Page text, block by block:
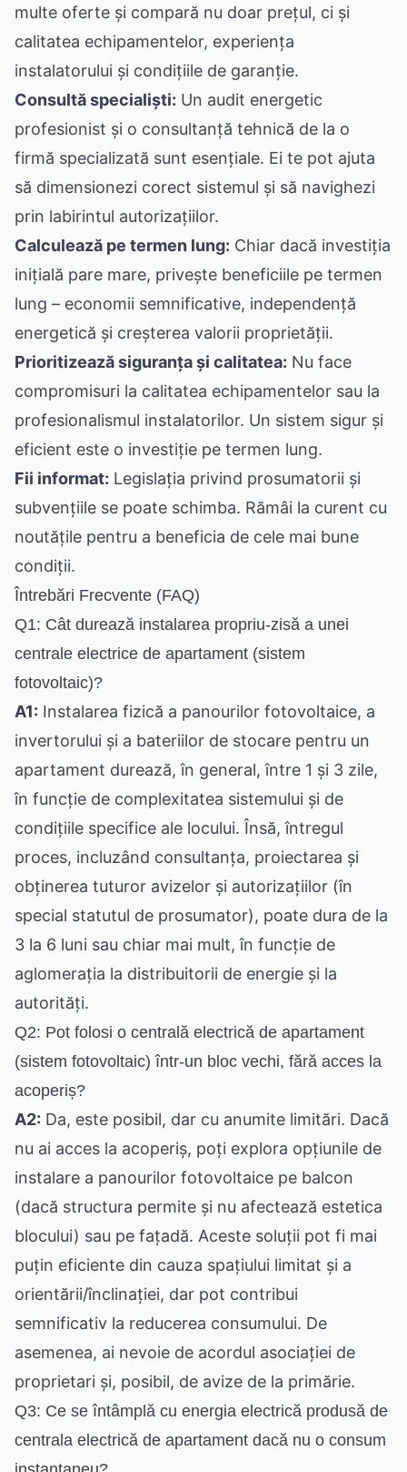
multe oferte și compară nu doar prețul, ci și
calitatea echipamentelor, experiența
instalatorului și condițiile de garanție.
Consultă specialiști: Un audit energetic
profesionist și o consultanță tehnică de la o
firmă specializată sunt esențiale. Ei te pot ajuta
să dimensionezi corect sistemul și să navighezi
prin labirintul autorizațiilor.
Calculează pe termen lung: Chiar dacă investiția
inițială pare mare, privește beneficiile pe termen
lung – economii semnificative, independență
energetică și creșterea valorii proprietății.
Prioritizează siguranța și calitatea: Nu face
compromisuri la calitatea echipamentelor sau la
profesionalismul instalatorilor. Un sistem sigur și
eficient este o investiție pe termen lung.
Fii informat: Legislația privind prosumatorii și
subvențiile se poate schimba. Rămâi la curent cu
noutățile pentru a beneficia de cele mai bune
condiții.
Întrebări Frecvente (FAQ)
Q1: Cât durează instalarea propriu-zisă a unei
centrale electrice de apartament (sistem
fotovoltaic)?
A1: Instalarea fizică a panourilor fotovoltaice, a
invertorului și a bateriilor de stocare pentru un
apartament durează, în general, între 1 și 3 zile,
în funcție de complexitatea sistemului și de
condițiile specifice ale locului. Însă, întregul
proces, incluzând consultanța, proiectarea și
obținerea tuturor avizelor și autorizațiilor (în
special statutul de prosumator), poate dura de la
3 la 6 luni sau chiar mai mult, în funcție de
aglomerația la distribuitorii de energie și la
autorități.
Q2: Pot folosi o centrală electrică de apartament
(sistem fotovoltaic) într-un bloc vechi, fără acces la
acoperiș?
A2: Da, este posibil, dar cu anumite limitări. Dacă
nu ai acces la acoperiș, poți explora opțiunile de
instalare a panourilor fotovoltaice pe balcon
(dacă structura permite și nu afectează estetica
blocului) sau pe fațadă. Aceste soluții pot fi mai
puțin eficiente din cauza spațiului limitat și a
orientării/înclinației, dar pot contribui
semnificativ la reducerea consumului. De
asemenea, ai nevoie de acordul asociației de
proprietari și, posibil, de avize de la primărie.
Q3: Ce se întâmplă cu energia electrică produsă de
centrala electrică de apartament dacă nu o consum